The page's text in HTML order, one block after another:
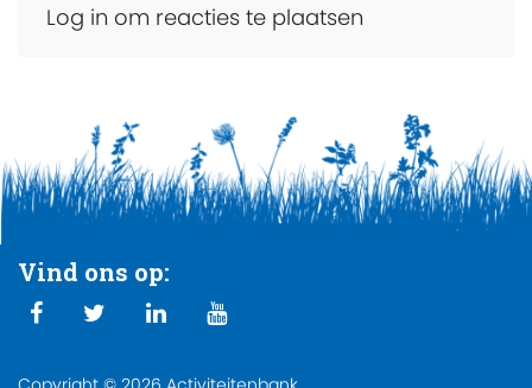
Log in om reacties te plaatsen
Vind ons op: